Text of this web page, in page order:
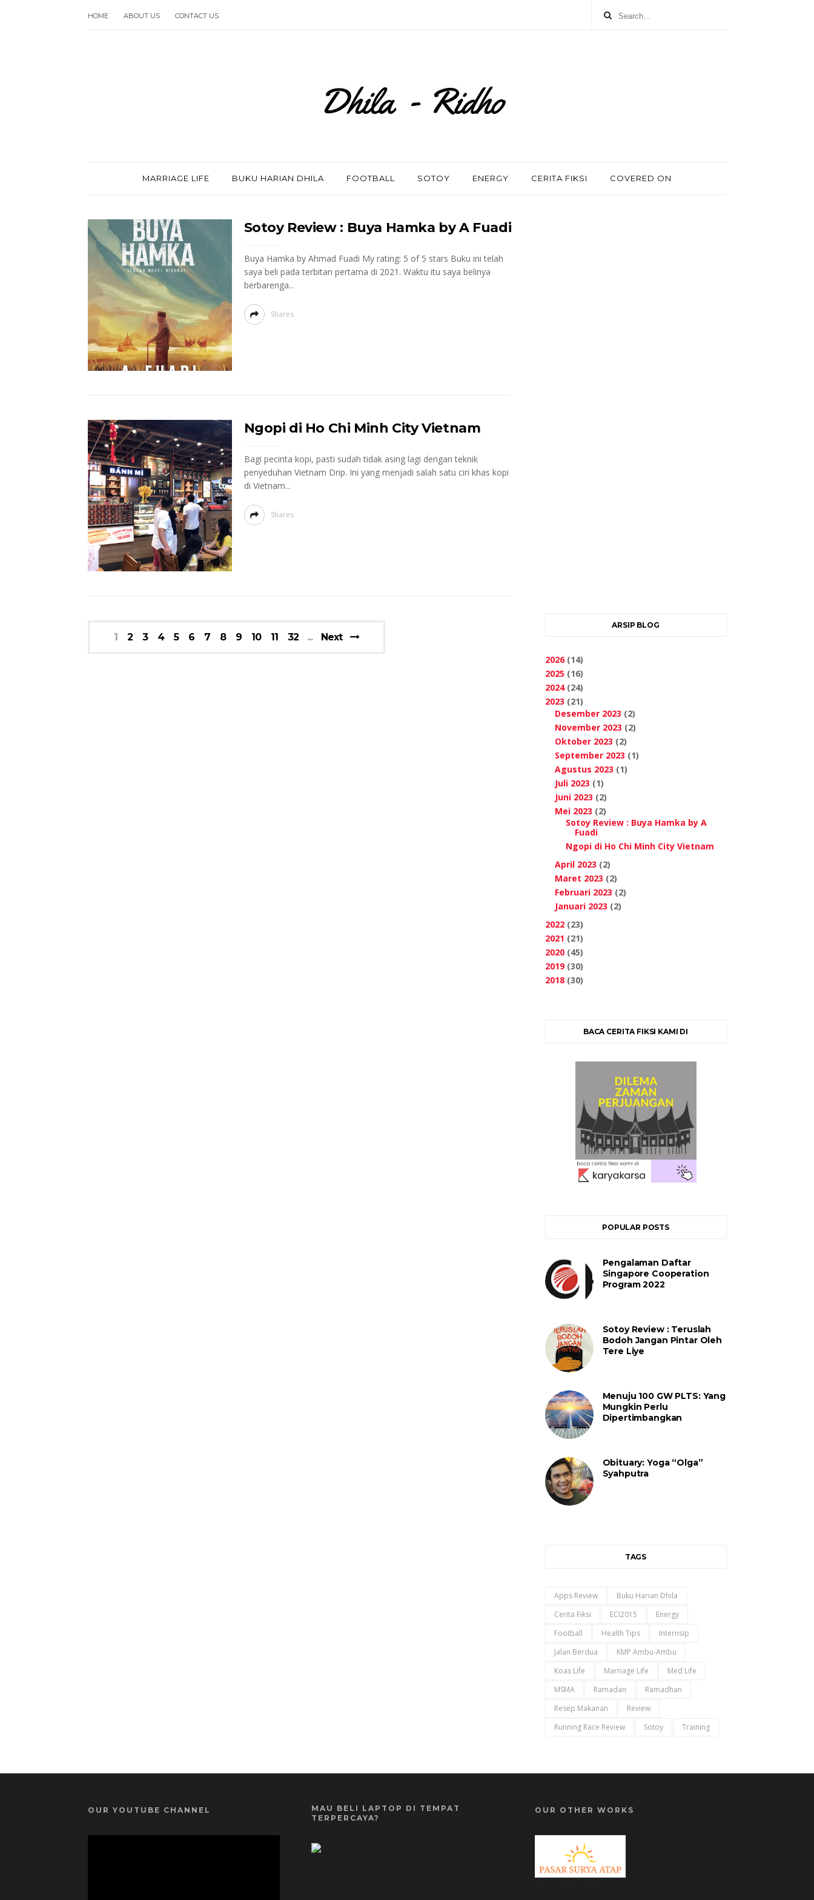
HOME ABOUT US CONTACT US
MARRIAGE LIFE BUKU HARIAN DHILA FOOTBALL SOTOY ENERGY CERITA FIKSI COVERED ON
Sotoy Review : Buya Hamka by A Fuadi
Buya Hamka by Ahmad Fuadi My rating: 5 of 5 stars Buku ini telah
saya beli pada terbitan pertama di 2021. Waktu itu saya belinya
berbarenga...
Shares
Ngopi di Ho Chi Minh City Vietnam
Bagi pecinta kopi, pasti sudah tidak asing lagi dengan teknik
penyeduhan Vietnam Drip. Ini yang menjadi salah satu ciri khas kopi
di Vietnam...
Shares
1 2 3 4 5 6 7 8 9 10 11 32 Next
ARSIP BLOG
2026 (14)
2025 (16)
2024 (24)
2023 (21)
Desember 2023 (2)
November 2023 (2)
Oktober 2023 (2)
September 2023 (1)
Agustus 2023 (1)
Juli 2023 (1)
Juni 2023 (2)
Mei 2023 (2)
Sotoy Review : Buya Hamka by A
Fuadi
Ngopi di Ho Chi Minh City Vietnam
April 2023 (2)
Maret 2023 (2)
Februari 2023 (2)
Januari 2023 (2)
2022 (23)
2021 (21)
2020 (45)
2019 (30)
2018 (30)
BACA CERITA FIKSI KAMI DI
POPULAR POSTS
Pengalaman Daftar
Singapore Cooperation
Program 2022
Sotoy Review : Teruslah
Bodoh Jangan Pintar Oleh
Tere Liye
Menuju 100 GW PLTS: Yang
Mungkin Perlu
Dipertimbangkan
Obituary: Yoga “Olga”
Syahputra
TAGS
Apps Review
Buku Harian Dhila
Cerita Fiksi
ECI2015
Energy
Football
Health Tips
Internsip
Jalan Berdua
KMP Ambu-Ambu
Koas Life
Marriage Life
Med Life
MSMA
Ramadan
Ramadhan
Resep Makanan
Review
Running Race Review
Sotoy Training
OUR YOUTUBE CHANNEL
MAU BELI LAPTOP DI TEMPAT
TERPERCAYA?
OUR OTHER WORKS